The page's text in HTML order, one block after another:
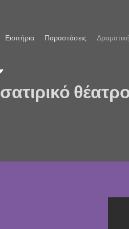
Εισιτήρια Παραστάσεις
σατιρικό